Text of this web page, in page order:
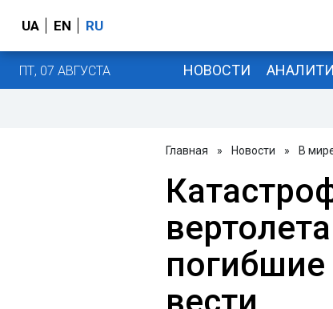
UA EN RU
ПТ, 07 АВГУСТА НОВОСТИ
Главная » Новости » В